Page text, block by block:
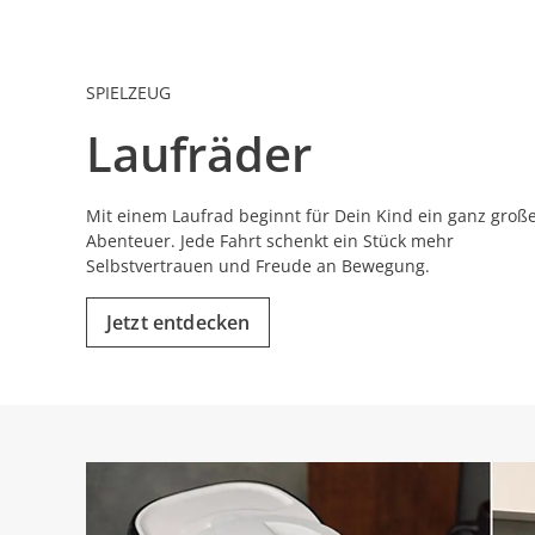
SPIELZEUG
Laufräder
Mit einem Laufrad beginnt für Dein Kind ein ganz
Abenteuer. Jede Fahrt schenkt ein Stück mehr
Selbstvertrauen und Freude an Bewegung.
Jetzt entdecken